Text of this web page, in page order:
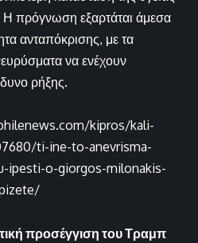
Η πρόγνωση εξαρτάται άμεσα
ανταπόκρισης, με τα
να ενέχουν
ρήξης.
kipros/kali-
ti-ine-to-anevrisma-
ipesti-o-giorgos-milonakis-
προσέγγιση του Τραμπ